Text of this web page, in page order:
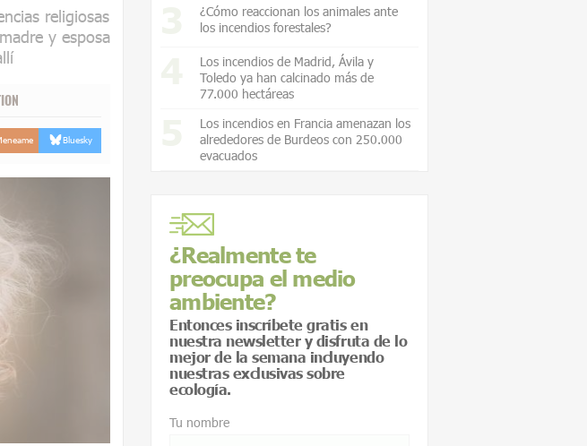
religiosas
y esposa
Bluesky
¿Cómo reaccionan los animales ante
los incendios forestales?
Los incendios de Madrid, Ávila y
Toledo ya han calcinado más de
77.000 hectáreas
Los incendios en Francia amenazan los
alrededores de Burdeos con 250.000
evacuados
¿Realmente te
preocupa el medio
ambiente?
Entonces inscríbete gratis en
nuestra newsletter y disfruta de lo
mejor de la semana incluyendo
nuestras exclusivas sobre
ecología.
Tu nombre